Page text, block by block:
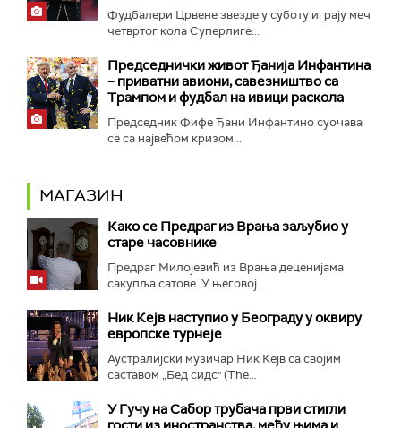
Фудбалери Црвене звезде у суботу играју меч
четвртог кола Суперлиге...
Председнички живот Ђанија Инфантина
– приватни авиони, савезништво са
Трампом и фудбал на ивици раскола
Председник Фифе Ђани Инфантино суочава
се са највећом кризом...
МАГАЗИН
Како се Предраг из Врања заљубио у
старе часовнике
Предраг Милојевић из Врања деценијама
сакупља сатове. У његовој...
Ник Кејв наступио у Београду у оквиру
европске турнеје
Аустралијски музичар Ник Кејв са својим
саставом „Бед сидс" (The...
У Гучу на Сабор трубача први стигли